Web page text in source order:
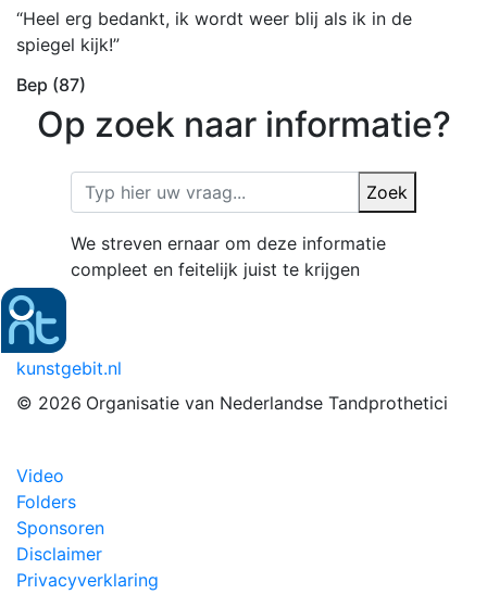
“Heel erg bedankt, ik wordt weer blij als ik in de
spiegel kijk!”
Bep (87)
Op zoek naar informatie?
Zoek
We streven ernaar om deze informatie
compleet en feitelijk juist te krijgen
kunstgebit.nl
© 2026 Organisatie van Nederlandse Tandprothetici
Video
Folders
Sponsoren
Disclaimer
Privacyverklaring